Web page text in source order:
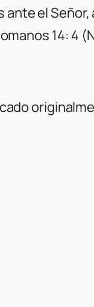
el
14: 4